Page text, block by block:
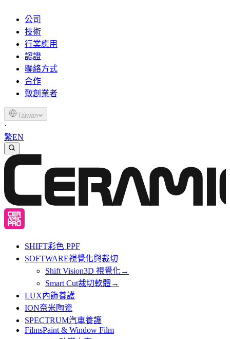
公司
技術
行業應用
認證
聯絡方式
合作
致創業者
Taiwan
·
繁EN
SHIFT彩色 PPF
SOFTWARE視覺化與裁切
Shift Vision3D 視覺化→
Smart Cut裁切軟體→
LUX內飾養護
ION奈米陶瓷
SPECTRUM汽車養護
FilmsPaint & Window Film